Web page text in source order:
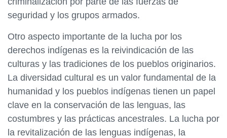
seguridad y los grupos armados.
Otro aspecto importante de la lucha por los
derechos indígenas es la reivindicación de las
culturas y las tradiciones de los pueblos originarios.
La diversidad cultural es un valor fundamental de la
humanidad y los pueblos indígenas tienen un papel
clave en la conservación de las lenguas, las
costumbres y las prácticas ancestrales. La lucha por
la revitalización de las lenguas indígenas, la